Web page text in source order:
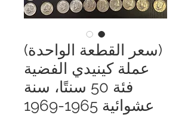
(سعر القطعة الواحدة)
عملة كينيدي الفضية
فئة 50 سنتًا، سنة
عشوائية 1965-1969